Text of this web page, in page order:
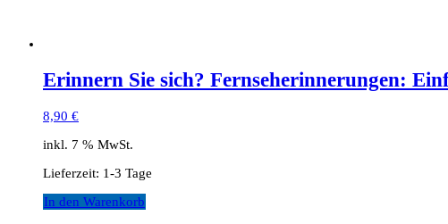
Erinnern Sie sich? Fernseherinnerungen:
8,90 €
inkl. 7 % MwSt.
Lieferzeit: 1-3 Tage
In den Warenkorb